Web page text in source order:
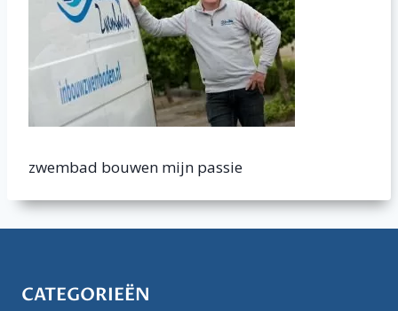
zwembad bouwen mijn passie
CATEGORIEËN